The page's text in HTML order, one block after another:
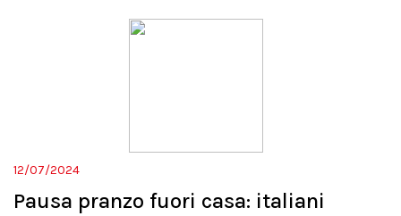
12/07/2024
Pausa pranzo fuori casa: italiani